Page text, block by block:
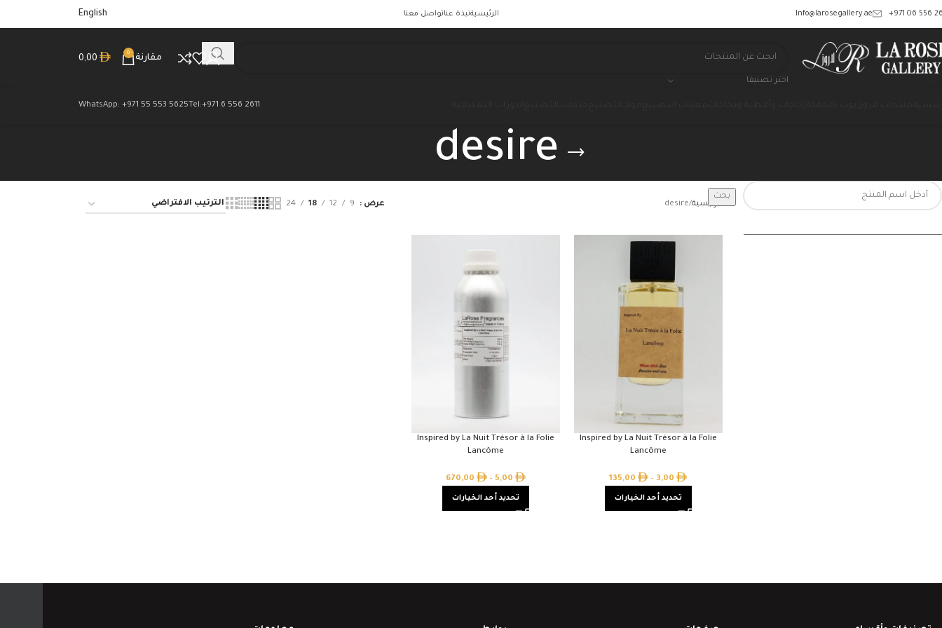
‎+971 06 556
Info@larosegallery.ae الرئيسيةنبذة عناتواصل معنا English
اختر تصنيفا
مقارنة
0
0,00
Tel:+971 6 556 2611
WhatsApp: +971 55 553 5625
desire
بحث
الرئيسية desire عرض 9
12
18
24
Inspired by La Nuit Trésor à la Folie
Lancôme
3,00
–
135,00
تحديد أحد الخيارات
Inspired by La Nuit Trésor à la Folie
Lancôme
5,00
–
670,00
تحديد أحد الخيارات